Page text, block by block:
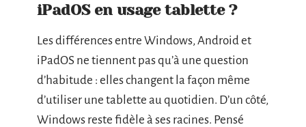
iPadOS en usage tablette ?
Les différences entre Windows, Android et
iPadOS ne tiennent pas qu’à une question
d’habitude : elles changent la façon même
d’utiliser une tablette au quotidien. D’un côté,
Windows reste fidèle à ses racines. Pensé